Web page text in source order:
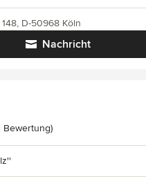
Nachricht
D-50968 Köln
5 von 5 Sternen
Bewertung)